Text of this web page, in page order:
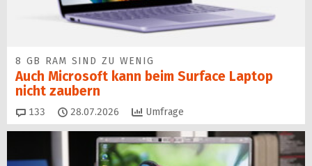
8 GB RAM SIND ZU WENIG
Auch Microsoft kann beim Surface Laptop
nicht zaubern
133 Kommentare
28.07.2026 Umfrage